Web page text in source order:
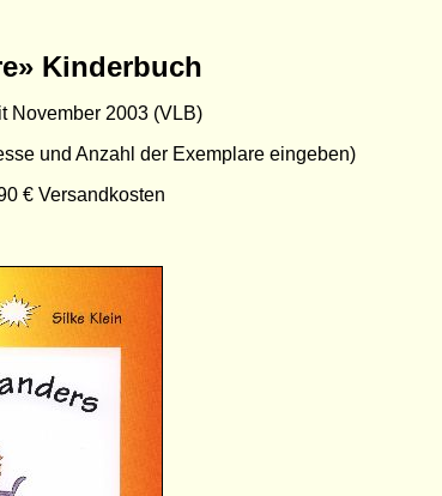
Kinderbuch
November 2003 (VLB)
und Anzahl der Exemplare eingeben)
€ Versandkosten